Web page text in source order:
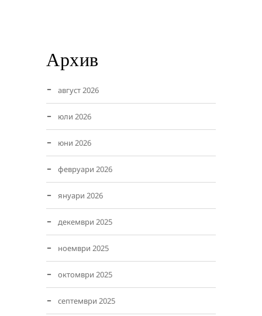
Архив
август 2026
юли 2026
юни 2026
февруари 2026
януари 2026
декември 2025
ноември 2025
октомври 2025
септември 2025